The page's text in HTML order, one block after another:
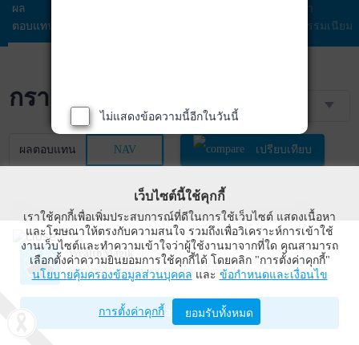
ผล
ตอบแทน
ค่า
ธรรมเนียม
กราฟราคา NAV
ผลตอบแทน NAV เปรียบเทียบ
11.9
12.4
12.6
11.8
12.7
WealthMagik
Wealth Management System Limited
เปิดด้วยแอป WealthMagik
ไม่แสดงข้อความนี้อีกในวันนี้
เว็บไซต์นี้ใช้คุกกี้
เราใช้คุกกี้เพื่อเพิ่มประสบการณ์ที่ดีในการใช้เว็บไซต์ แสดงเนื้อหา
และโฆษณาให้ตรงกับความสนใจ รวมถึงเพื่อวิเคราะห์การเข้าใช้
งานเว็บไซต์และทำความเข้าใจว่าผู้ใช้งานมาจากที่ใด คุณสามารถ
เลือกตั้งค่าความยินยอมการใช้คุกกี้ได้ โดยคลิก "การตั้งค่าคุกกี้"
นโยบายคุ้มครองข้อมูลส่วนบุคคล และ ข้อกำหนดและเงื่อนไข
การตั้งค่าคุกกี้ ยอมรับทั้งหมด